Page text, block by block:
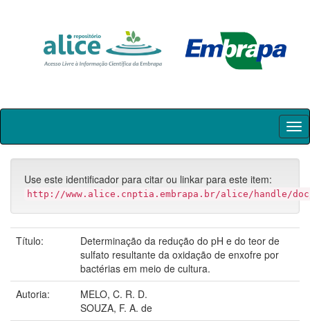
Skip
Use este identificador para citar ou linkar para este item:
http://www.alice.cnptia.embrapa.br/alice/handle/doc/
Título:
Determinação da redução do pH e do teor de
sulfato resultante da oxidação de enxofre por
bactérias em meio de cultura.
Autoria:
MELO, C. R. D.
SOUZA, F. A. de